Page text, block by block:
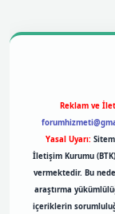
Reklam ve
Yasal Uyarı:
İletişim Kurumu
vermektedir. Bu
araştırma
içeriklerin